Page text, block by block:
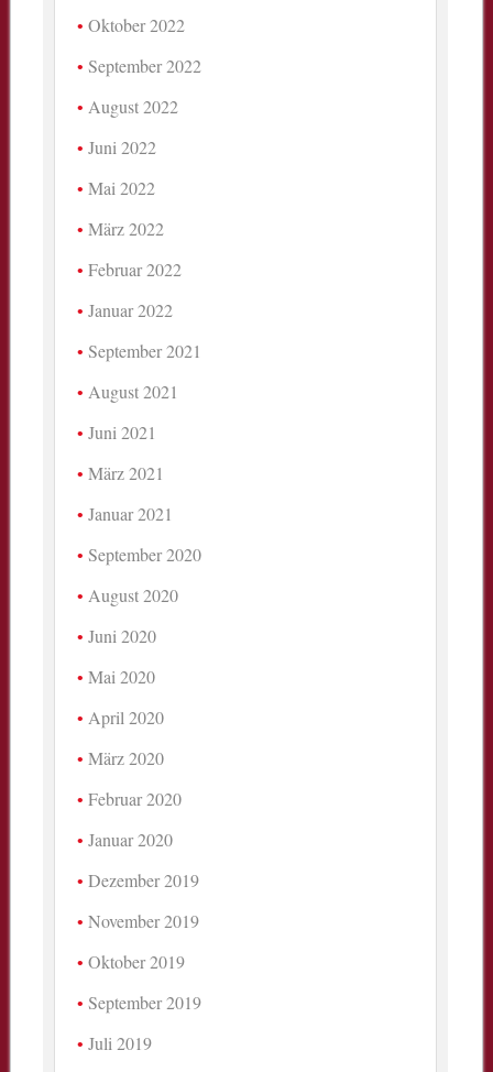
Oktober 2022
September 2022
August 2022
Juni 2022
Mai 2022
März 2022
Februar 2022
Januar 2022
September 2021
August 2021
Juni 2021
März 2021
Januar 2021
September 2020
August 2020
Juni 2020
Mai 2020
April 2020
März 2020
Februar 2020
Januar 2020
Dezember 2019
November 2019
Oktober 2019
September 2019
Juli 2019